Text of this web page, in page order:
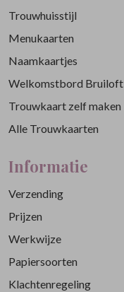
Trouwhuisstijl
Menukaarten
Naamkaartjes
Welkomstbord Bruiloft
Trouwkaart zelf maken
Alle Trouwkaarten
Informatie
Verzending
Prijzen
Werkwijze
Papiersoorten
Klachtenregeling